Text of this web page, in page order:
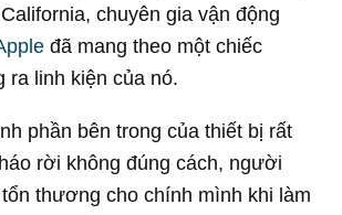
chuyên gia vận động
đã mang theo một chiếc
ra linh kiện của nó.
phần bên trong của thiết bị rất
rời không đúng cách, người
thương cho chính mình khi làm